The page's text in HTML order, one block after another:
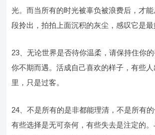
光。而当所有的时光被辜负被浪费后，才
段拎出，拍拍上面沉积的灰尘，感叹它是最
23、无论世界是否待你温柔，请保持住你
你不期而遇。活成自己喜欢的样子，有些
里，只是过客。
24、不是所有的是非都能理清，不是所有的
有些选择是无可奈何，有些失去是注定的。